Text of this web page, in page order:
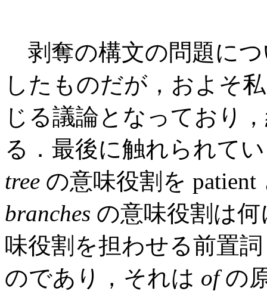
剥奪の構文の問題に
したものだが，およそ
じる議論となっており
る．最後に触れられて
tree の意味役割を
branches の意味役割は
味役割を担わせる前置
のであり，それは ofの